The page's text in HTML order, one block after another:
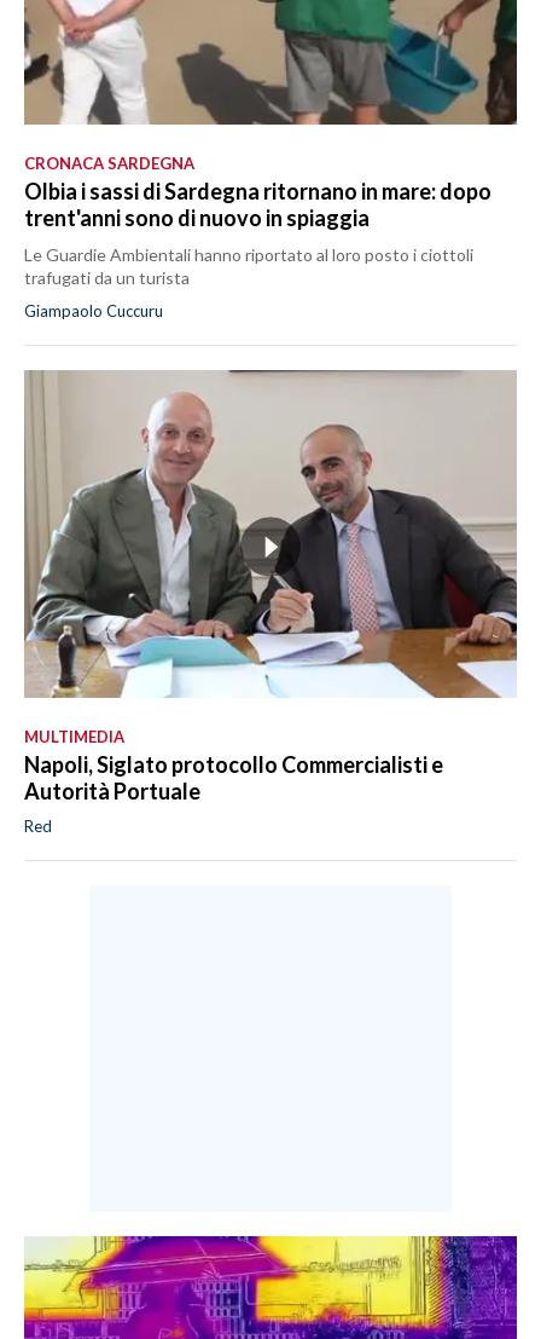
CRONACA SARDEGNA
Olbia i sassi di Sardegna ritornano in mare: dopo
trent'anni sono di nuovo in spiaggia
Le Guardie Ambientali hanno riportato al loro posto i ciottoli
trafugati da un turista
Giampaolo Cuccuru
MULTIMEDIA
Napoli, Siglato protocollo Commercialisti e
Autorità Portuale
Red